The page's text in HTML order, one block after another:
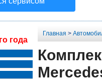
года
Главная >